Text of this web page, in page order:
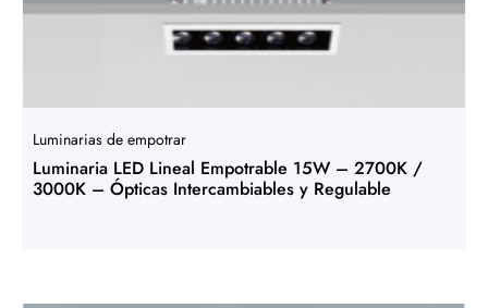
Luminarias de empotrar
Luminaria LED Lineal Empotrable 15W – 2700K /
3000K – Ópticas Intercambiables y Regulable